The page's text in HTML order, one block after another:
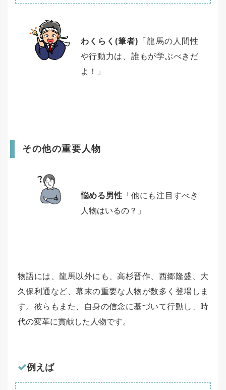
わくらく(筆者) 「龍馬の人間性
や行動力は、誰もが学ぶべきだ
よ！」
その他の重要人物
悩める男性 「他にも注目すべき
人物はいるの？」
物語には、龍馬以外にも、高杉晋作、西郷隆盛、大
久保利通など、幕末の重要な人物が数多く登場しま
す。彼らもまた、自身の信念に基づいて行動し、時
代の変革に貢献した人物です。
例えば